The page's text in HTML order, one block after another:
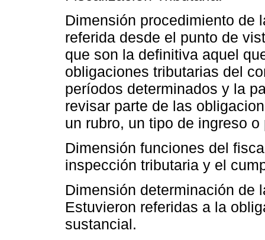
Dimensión procedimiento de
referida desde el punto de
que son la definitiva aquel
obligaciones tributarias del
períodos determinados y la
revisar parte de las
un rubro, un tipo de ingreso
Dimensión funciones del
inspección tributaria y el
Dimensión determinación de
Estuvieron referidas a la
sustancial.